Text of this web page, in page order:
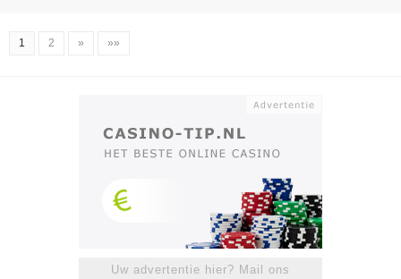
1 2 » »»
Uw advertentie hier? Mail ons